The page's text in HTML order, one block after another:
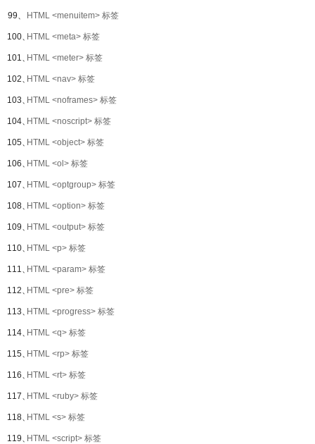
99、 HTML <menuitem> 标签
100、HTML <meta> 标签
101、HTML <meter> 标签
102、HTML <nav> 标签
103、HTML <noframes> 标签
104、HTML <noscript> 标签
105、HTML <object> 标签
106、HTML <ol> 标签
107、HTML <optgroup> 标签
108、HTML <option> 标签
109、HTML <output> 标签
110、HTML <p> 标签
111、HTML <param> 标签
112、HTML <pre> 标签
113、HTML <progress> 标签
114、HTML <q> 标签
115、HTML <rp> 标签
116、HTML <rt> 标签
117、HTML <ruby> 标签
118、HTML <s> 标签
119、HTML <script> 标签